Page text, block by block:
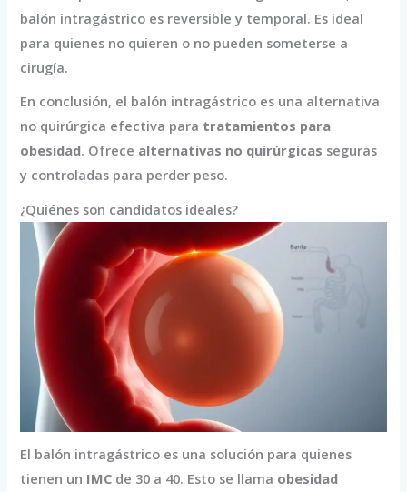
balón intragástrico es reversible y temporal. Es ideal
para quienes no quieren o no pueden someterse a
cirugía.
En conclusión, el balón intragástrico es una alternativa
no quirúrgica efectiva para tratamientos para
obesidad. Ofrece alternativas no quirúrgicas seguras
y controladas para perder peso.
¿Quiénes son candidatos ideales?
El balón intragástrico es una solución para quienes
tienen un IMC de 30 a 40. Esto se llama obesidad